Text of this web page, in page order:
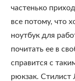
частенько
все потому, что
ноутбук для
почитать ее в
справится с
рюкзак. Стилист